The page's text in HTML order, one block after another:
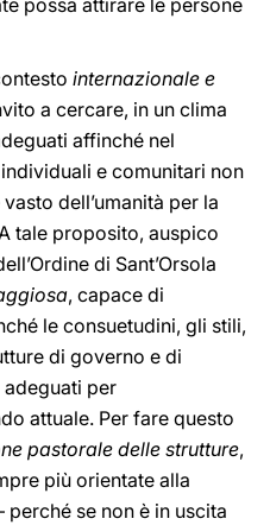
possa attirare le persone
internazionale e
a cercare, in un clima
affinché nel
e comunitari non
dell’umanità per la
tale proposito, auspico
di Sant’Orsola
, capace di
le consuetudini, gli stili,
di governo e di
per
attuale. Per fare questo
pastorale delle strutture,
più orientate alla
perché se non è in uscita